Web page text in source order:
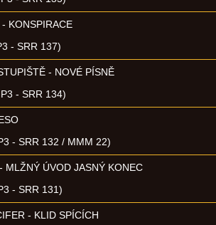
KONSPIRACE
- SRR 137)
- NOVÉ PÍSNĚ
- SRR 134)
- SRR 132 / MMM 22)
MLŽNÝ ÚVOD JASNÝ KONEC
- SRR 131)
- KLID SPÍCÍCH